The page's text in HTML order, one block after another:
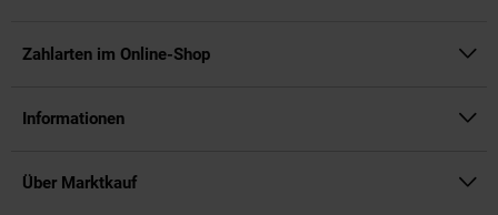
Zahlarten im Online-Shop
Informationen
Über Marktkauf